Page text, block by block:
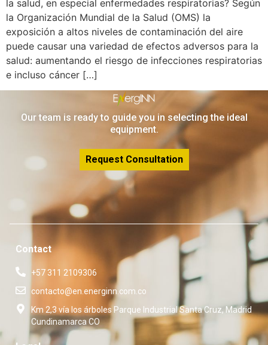
la salud, en especial enfermedades respiratorias? Según
la Organización Mundial de la Salud (OMS) la
exposición a altos niveles de contaminación del aire
puede causar una variedad de efectos adversos para la
salud: aumentando el riesgo de infecciones respiratorias
e incluso cáncer […]
Our team is ready to guide you in selecting the ideal
equipment.
Request Consultation
Contact
+57 311 2109306
contacto@en.energinn.com.co
Km 2,3 vía los árboles Parque Industrial Santa Cruz, Madrid
Cundinamarca CO